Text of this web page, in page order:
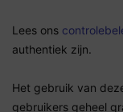
Lees ons
authentiek zijn.
Het gebruik van
gebruikers geheel